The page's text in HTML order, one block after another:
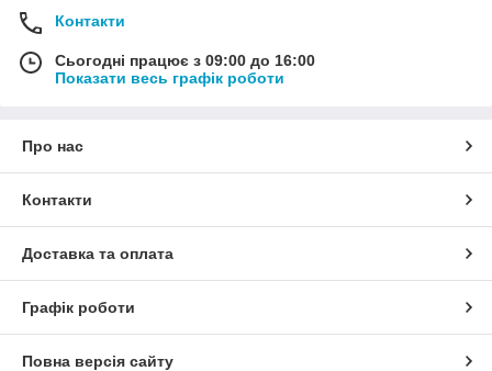
Контакти
Сьогодні працює з 09:00 до 16:00
Показати весь графік роботи
Про нас
Контакти
Доставка та оплата
Графік роботи
Повна версія сайту